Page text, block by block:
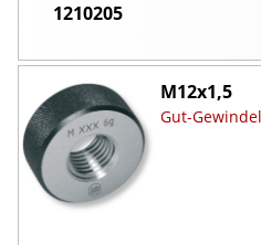
1210205
M12x1,5
Gut-